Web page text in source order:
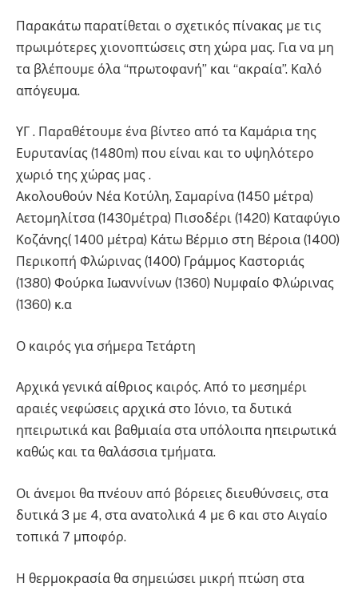
Παρακάτω παρατίθεται ο σχετικός πίνακας με τις
πρωιμότερες χιονοπτώσεις στη χώρα μας. Για να μη
τα βλέπουμε όλα “πρωτοφανή” και “ακραία”. Καλό
απόγευμα.
ΥΓ . Παραθέτουμε ένα βίντεο από τα Καμάρια της
Ευρυτανίας (1480m) που είναι και το υψηλότερο
χωριό της χώρας μας .
Ακολουθούν Nέα Κοτύλη, Σαμαρίνα (1450 μέτρα)
Αετομηλίτσα (1430μέτρα) Πισοδέρι (1420) Καταφύγιο
Κοζάνης( 1400 μέτρα) Κάτω Βέρμιο στη Βέροια (1400)
Περικοπή Φλώρινας (1400) Γράμμος Καστοριάς
(1380) Φούρκα Ιωαννίνων (1360) Νυμφαίο Φλώρινας
(1360) κ.α
Ο καιρός για σήμερα Τετάρτη
Αρχικά γενικά αίθριος καιρός. Από το μεσημέρι
αραιές νεφώσεις αρχικά στο Ιόνιο, τα δυτικά
ηπειρωτικά και βαθμιαία στα υπόλοιπα ηπειρωτικά
καθώς και τα θαλάσσια τμήματα.
Οι άνεμοι θα πνέουν από βόρειες διευθύνσεις, στα
δυτικά 3 με 4, στα ανατολικά 4 με 6 και στο Αιγαίο
τοπικά 7 μποφόρ.
Η θερμοκρασία θα σημειώσει μικρή πτώση στα